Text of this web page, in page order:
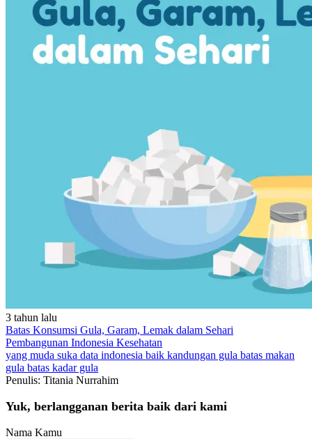
3 tahun lalu
Batas Konsumsi Gula, Garam, Lemak dalam Sehari
Pembangunan Indonesia Kesehatan
yang muda suka data indonesia baik kandungan gula batas makan
gula batas kadar gula
Penulis: Titania Nurrahim
Yuk, berlangganan berita baik dari kami
Nama Kamu